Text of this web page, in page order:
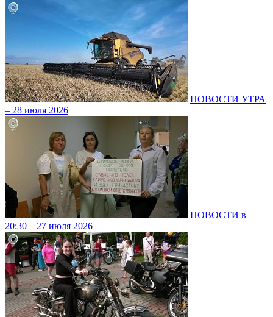
НОВОСТИ УТРА
– 28 июля 2026
НОВОСТИ в
20:30 – 27 июля 2026